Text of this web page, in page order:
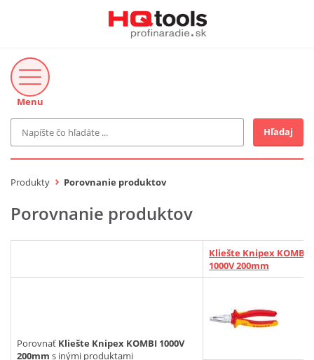
Značka
Makita-Záhrada
Bosch
Stihl
Vyhľadať
Hľadaj
Menu
Produkty Porovnanie produktov
Porovnanie produktov
Kliešte Knipex KOMBI
1000V 200mm
Porovnať Kliešte Knipex KOMBI 1000V
200mm s inými produktami